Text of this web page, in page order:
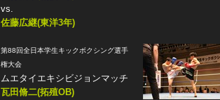
vs.
佐藤広継(東洋3年)
第88回全日本学生キックボクシング選手
権大会
ムエタイエキシビジョンマッチ
瓦田脩二(拓殖OB)